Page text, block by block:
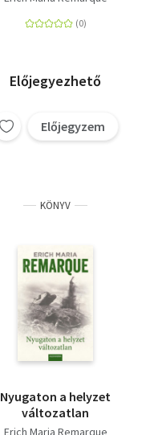
Előjegyezhető
Előjegyzem
KÖNYV
Nyugaton a helyzet
változatlan
Erich Maria Remarque